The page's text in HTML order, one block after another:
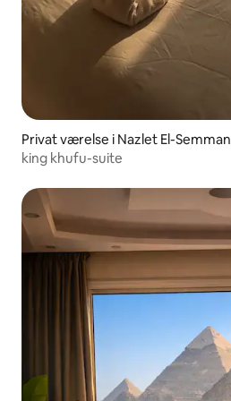
Privat værelse i Nazlet El-Semman
king khufu-suite